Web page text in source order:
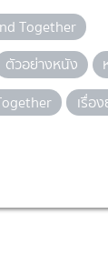
Together
ตัวอย่างหนัง
เรื่อ